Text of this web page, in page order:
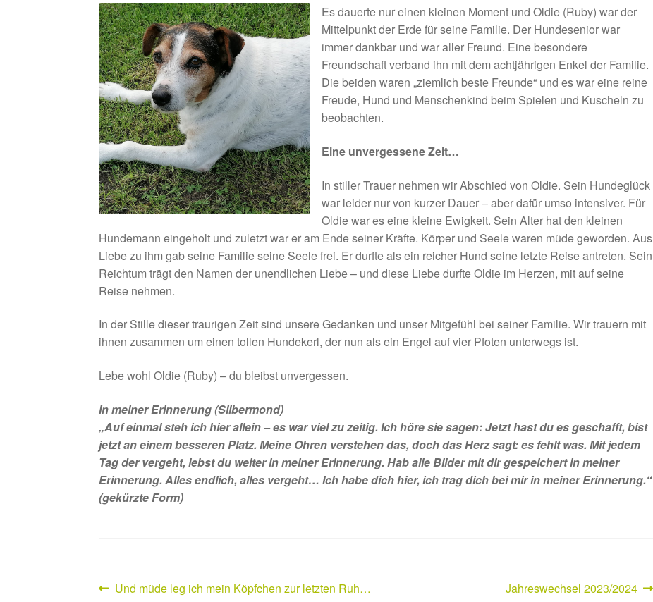
Es dauerte nur einen kleinen Moment und Oldie (Ruby) war der
Mittelpunkt der Erde für seine Familie. Der Hundesenior war
immer dankbar und war aller Freund. Eine besondere
Freundschaft verband ihn mit dem achtjährigen Enkel der Familie.
Die beiden waren „ziemlich beste Freunde“ und es war eine reine
Freude, Hund und Menschenkind beim Spielen und Kuscheln zu
beobachten.
Eine unvergessene Zeit…
In stiller Trauer nehmen wir Abschied von Oldie. Sein Hundeglück
war leider nur von kurzer Dauer – aber dafür umso intensiver. Für
Oldie war es eine kleine Ewigkeit. Sein Alter hat den kleinen
Hundemann eingeholt und zuletzt war er am Ende seiner Kräfte. Körper und Seele waren müde geworden. Aus
Liebe zu ihm gab seine Familie seine Seele frei. Er durfte als ein reicher Hund seine letzte Reise antreten. Sein
Reichtum trägt den Namen der unendlichen Liebe – und diese Liebe durfte Oldie im Herzen, mit auf seine
Reise nehmen.
In der Stille dieser traurigen Zeit sind unsere Gedanken und unser Mitgefühl bei seiner Familie. Wir trauern mit
ihnen zusammen um einen tollen Hundekerl, der nun als ein Engel auf vier Pfoten unterwegs ist.
Lebe wohl Oldie (Ruby) – du bleibst unvergessen.
In meiner Erinnerung (Silbermond)
„Auf einmal steh ich hier allein – es war viel zu zeitig. Ich höre sie sagen: Jetzt hast du es geschafft, bist
jetzt an einem besseren Platz. Meine Ohren verstehen das, doch das Herz sagt: es fehlt was. Mit jedem
Tag der vergeht, lebst du weiter in meiner Erinnerung. Hab alle Bilder mit dir gespeichert in meiner
Erinnerung. Alles endlich, alles vergeht… Ich habe dich hier, ich trag dich bei mir in meiner Erinnerung.“
(gekürzte Form)
Beitragsnavigation
Vorheriger
Und müde leg ich mein Köpfchen zur letzten Ruh…
Nächster
Jahreswechsel 2023/2024